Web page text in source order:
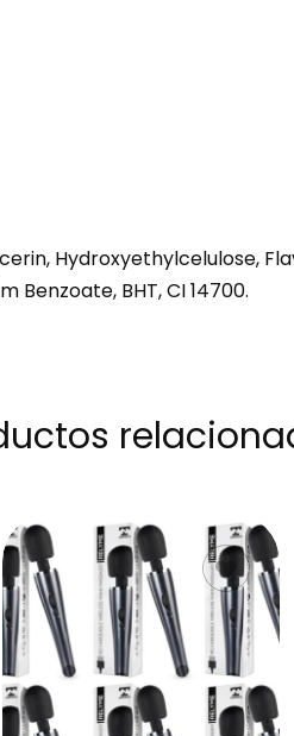
Hydroxyethylcelulose,
Benzoate, BHT, CI 14700.
AÑADIR AL
CARRITO